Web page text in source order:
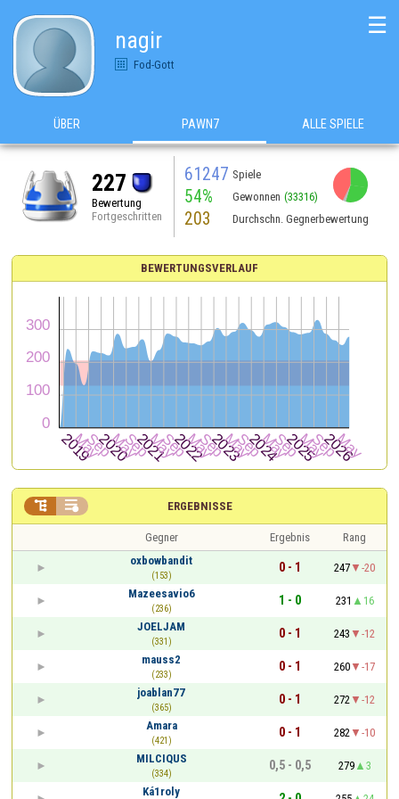
nagir
Fod-Gott
☰
ÜBER PAWN7 ALLE SPIELE
227
Bewertung
Fortgeschritten
61247 Spiele
54% Gewonnen (33316)
203 Durchschn. Gegnerbewertung
BEWERTUNGSVERLAUF
ERGEBNISSE
 
Gegner Ergebnis
Rang
oxbowbandit
(153)
0 - 1 247
-20
Mazeesavio6
(236)
1 - 0 231
16
JOELJAM
(331)
0 - 1 243
-12
mauss2
(233)
0 - 1 260
-17
joablan77
(365)
0 - 1 272
-12
Amara
(421)
0 - 1 282
-10
MILCIQUS
(334)
0,5 - 0,5 279
3
Ká1roly